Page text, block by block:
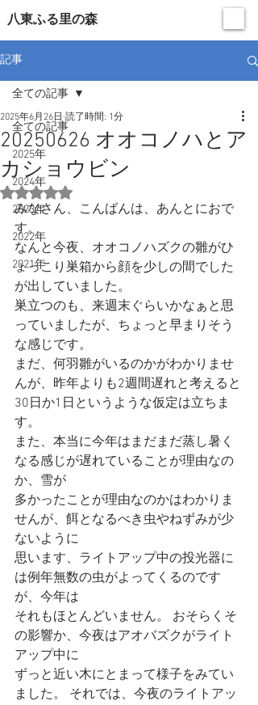
​八東ふる里の森
記事
全ての記事
2025年
2024年
2023年
2022年
2021年
全ての記事
20250626 オオコノハとア
カショウビン
2025年6月26日 読了時間: 1分
5つ星のうちNaNと評価されています。
みなさん、こんばんは、あんとにおで
す。
なんと今夜、オオコノハズクの雛がひ
ょっこり巣箱から顔を少しの間でした
が出していました。
巣立つのも、来週末ぐらいかなぁと思
っていましたが、ちょっと早まりそう
な感じです。
まだ、何羽雛がいるのかがわかりませ
んが、昨年よりも2週間遅れと考えると
30日か1日というような仮定は立ちま
す。
また、本当に今年はまだまだ蒸し暑く
なる感じが遅れていることが理由なの
か、雪が
多かったことが理由なのかはわかりま
せんが、餌となるべき虫やねずみが少
ないように
思います、ライトアップ中の投光器に
は例年無数の虫がよってくるのです
が、今年は
それもほとんどいません。 おそらくそ
の影響か、今夜はアオバズクがライト
アップ中に
ずっと近い木にとまって様子をみてい
ました。 それでは、今夜のライトアッ